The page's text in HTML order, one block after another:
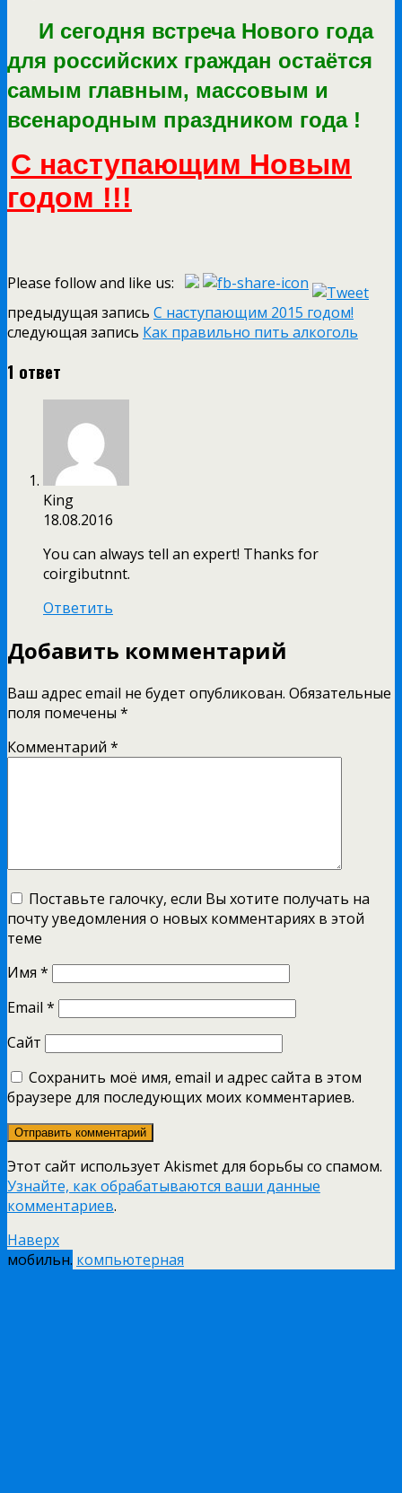
И сегодня встреча Нового года
для российских граждан остаётся
самым главным, массовым и
всенародным праздником года !
С наступающим Новым
годом !!!
Please follow and like us:
предыдущая запись С наступающим 2015 годом!
следующая запись Как правильно пить алкоголь
1 ответ
King
18.08.2016
You can always tell an expert! Thanks for
coirgibutnnt.
Ответить
Добавить комментарий
Ваш адрес email не будет опубликован. Обязательные
поля помечены *
Комментарий *
Поставьте галочку, если Вы хотите получать на
почту уведомления о новых комментариях в этой
теме
Имя *
Email *
Сайт
Сохранить моё имя, email и адрес сайта в этом
браузере для последующих моих комментариев.
Этот сайт использует Akismet для борьбы со спамом.
Узнайте, как обрабатываются ваши данные
комментариев.
Наверх
мобильн. компьютерная